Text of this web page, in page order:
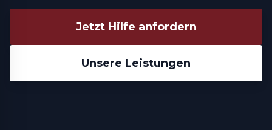
Jetzt Hilfe anfordern
Unsere Leistungen